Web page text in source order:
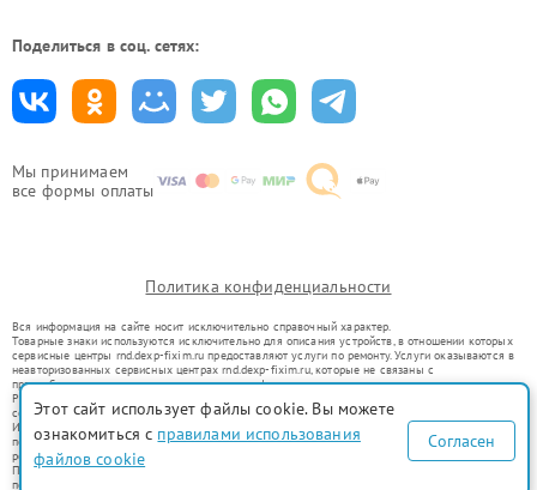
Мы принимаем
все формы оплаты
Поделиться в соц. сетях:
Политика конфиденциальности
Вся информация на сайте носит исключительно справочный характер.
Товарные знаки используются исключительно для описания устройств, в отношении которых
сервисные центры rnd.dexp-fixim.ru предоставляют услуги по ремонту. Услуги оказываются в
неавторизованных сервисных центрах rnd.dexp-fixim.ru, которые не связаны с
правообладателями товарных знаков или их официальными представителями.
Ремонт осуществляется для устройств, уже введенных в гражданский оборот в соответствии
со статьей 1487 ГК РФ.
Использование товарных знаков не преследует цели индивидуализации услуг или введения
потребителей в заблуждение, а служит для информирования о предоставляемых услугах по
ремонту техники указанных брендов.
Представленная на сайте информация не является публичной офертой, определяемой
положениями Статьи 437(2) Гражданского кодекса РФ
Этот сайт использует файлы cookie. Вы можете
ознакомиться с правилами использования
файлов cookie
Согласен